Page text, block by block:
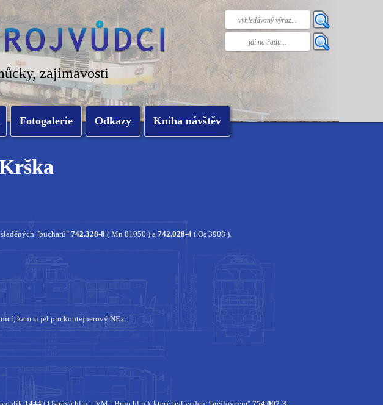
zajímavosti
Fotogalerie Odkazy Kniha návštěv
"bucharů" 742.328-8 ( Mn 81050 ) a 742.028-4 ( Os 3908 ).
kam si jel pro kontejnerový NEx.